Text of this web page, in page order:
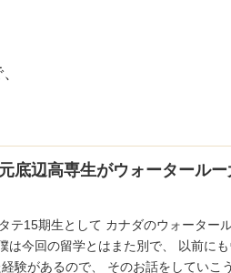
底辺高専生がウォータール
テ15期生として カナダのウォーター
は今回の留学とはまた別で、 以前に
験があるので、 そのお話をしていこ